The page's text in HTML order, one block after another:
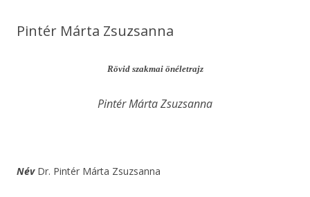
Pintér Márta Zsuzsanna
Rövid szakmai önéletrajz
Pintér Márta Zsuzsanna
Név Dr. Pintér Márta Zsuzsanna